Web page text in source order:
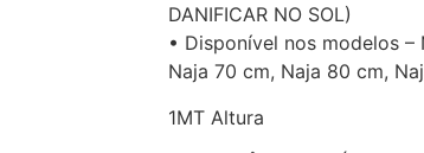
DANIFICAR NO SOL)
• Disponível nos modelos –
Naja 70 cm, Naja 80 cm,
1MT Altura